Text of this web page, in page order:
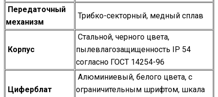
Передаточный
механизм
Трибко-секторный, медный сплав
Корпус
Стальной, черного цвета,
пылевлагозащищенность IP 54
согласно ГОСТ 14254-96
Циферблат
Алюминиевый, белого цвета, с
ограничительным шрифтом, шкала